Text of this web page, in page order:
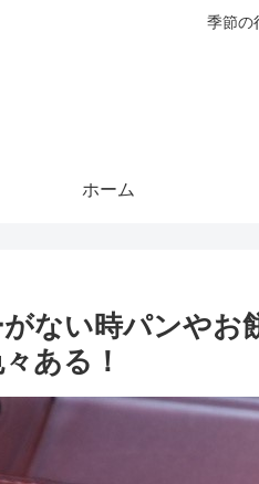
季節の
ホーム
ない時パンやお
ある！